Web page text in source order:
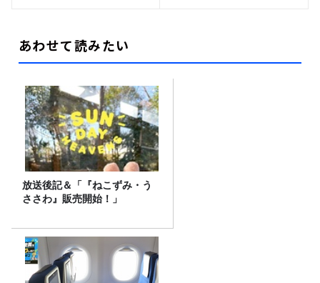
あわせて読みたい
放送後記＆「『ねこずみ・う
ささわ』販売開始！」